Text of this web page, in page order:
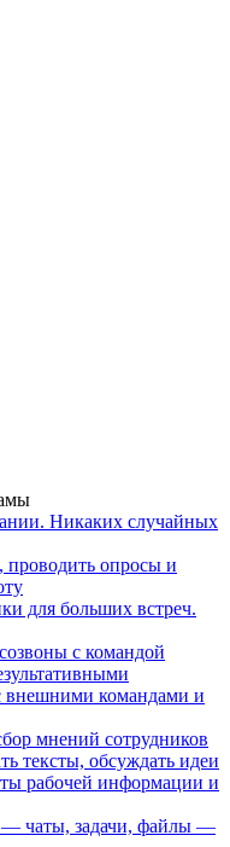
Никаких случайных
проводить опросы и
для больших встреч.
с командой
внешними командами и
мнений сотрудников
тексты, обсуждать идеи
рабочей информации и
— чаты, задачи, файлы —